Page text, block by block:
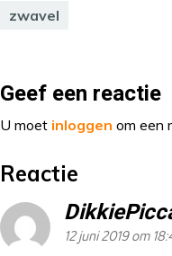
zwavel
Geef een reactie
U moet inloggen om een
Reactie
12 juni 2019 om